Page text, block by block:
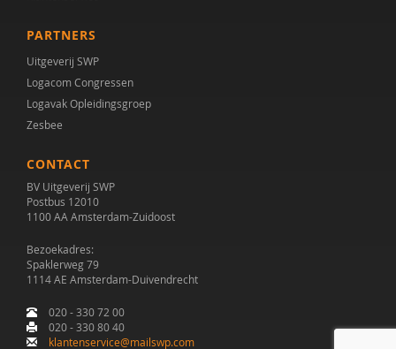
PARTNERS
Uitgeverij SWP
Logacom Congressen
Logavak Opleidingsgroep
Zesbee
CONTACT
BV Uitgeverij SWP
Postbus 12010
1100 AA Amsterdam-Zuidoost
Bezoekadres:
Spaklerweg 79
1114 AE Amsterdam-Duivendrecht
020 - 330 72 00
020 - 330 80 40
klantenservice@mailswp.com